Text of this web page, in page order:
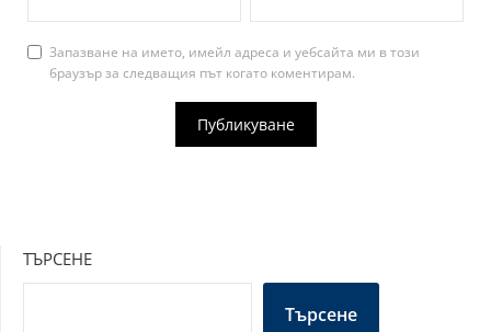
Запазване на името, имейл адреса и уебсайта ми в този
браузър за следващия път когато коментирам.
ТЪРСЕНЕ
Търсене